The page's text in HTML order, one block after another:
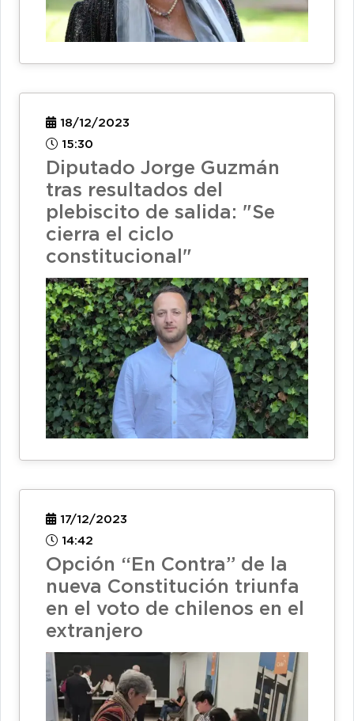
18/12/2023
15:30
Diputado Jorge Guzmán
tras resultados del
plebiscito de salida: "Se
cierra el ciclo
constitucional"
17/12/2023
14:42
Opción “En Contra” de la
nueva Constitución triunfa
en el voto de chilenos en el
extranjero